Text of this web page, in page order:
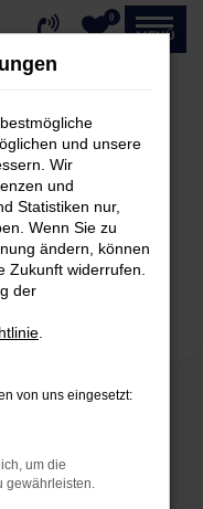
0
MENÜ
können:
deine
Beispiel deine
Seiten
in einem
privaten
und unsere
Wir
und
Statistiken nur,
Wenn Sie zu
ändern, können
Zukunft widerrufen.
der
von uns eingesetzt:
um die
gewährleisten.